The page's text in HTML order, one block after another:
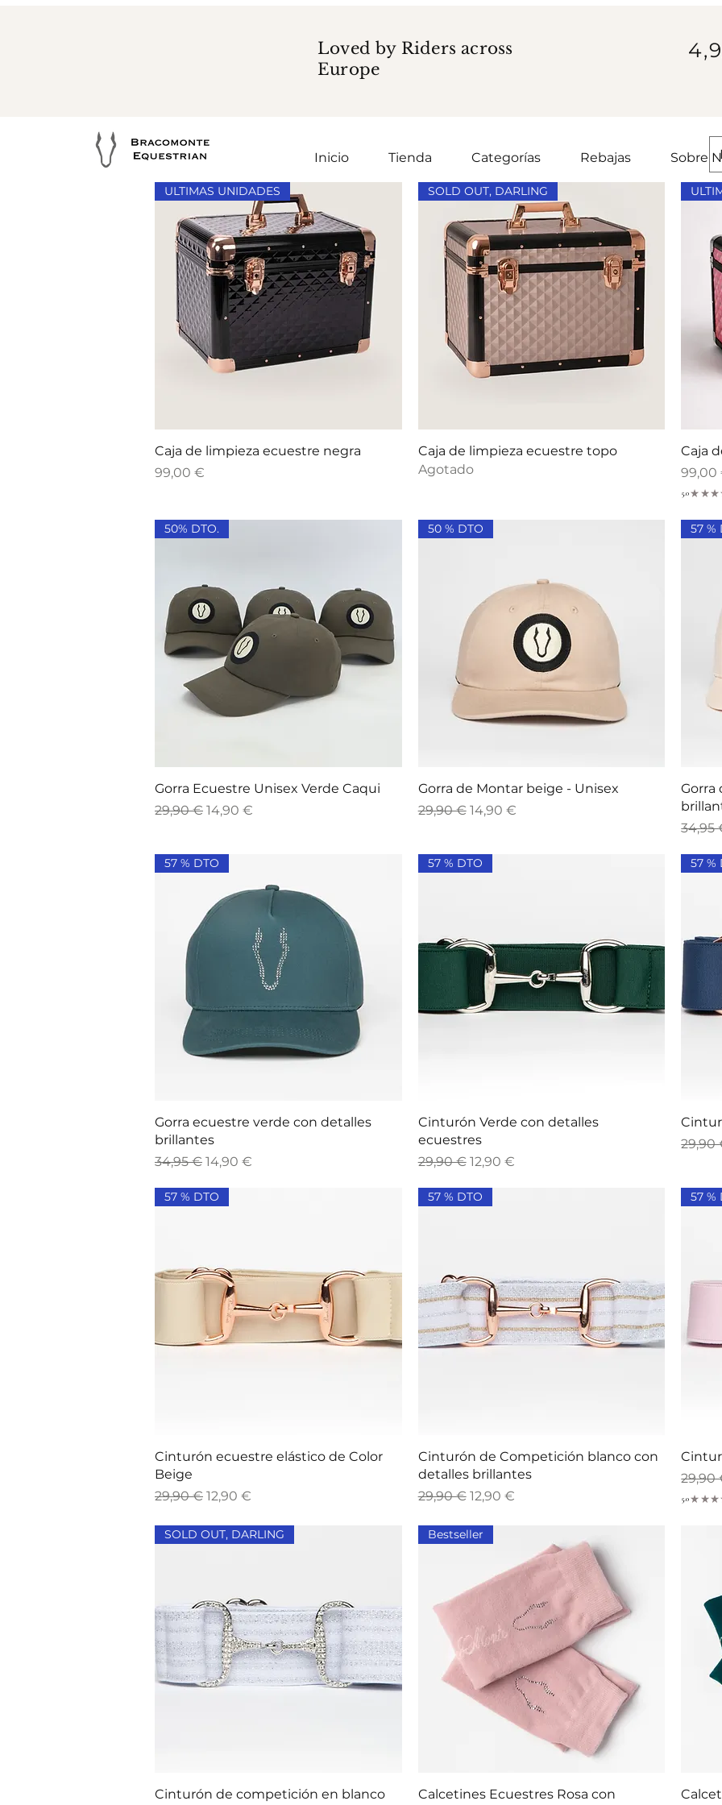
Loved by Riders across
Europe
Inicio Tienda Categorías Rebajas Sobre
Vista rápida
ULTIMAS UNIDADES
Caja de limpieza ecuestre negra
Precio
99,00 €
Vista rápida
SOLD OUT, DARLING
Caja de limpieza ecuestre topo
Agotado
Caja
Precio
99,00
5.0★ ★ ★
Vista rápida
50% DTO.
Gorra Ecuestre Unisex Verde Caqui
Precio
29,90 € Precio de oferta
14,90 €
Vista rápida
50 % DTO
Gorra de Montar beige - Unisex
Precio
29,90 € Precio de oferta
14,90 €
57 %
Gorra
Precio
34,95
Vista rápida
57 % DTO
Gorra ecuestre verde con detalles
brillantes
Precio
34,95 € Precio de oferta
14,90 €
Vista rápida
57 % DTO
Cinturón Verde con detalles
ecuestres
Precio
29,90 € Precio de oferta
12,90 €
57 %
Precio
29,90
Vista rápida
57 % DTO
Cinturón ecuestre elástico de Color
Beige
Precio
29,90 € Precio de oferta
12,90 €
Vista rápida
57 % DTO
Cinturón de Competición blanco con
detalles brillantes
Precio
29,90 € Precio de oferta
12,90 €
57 %
Precio
29,90
5.0★ ★ ★
Vista rápida
SOLD OUT, DARLING
Cinturón de competición en blanco
Vista rápida
Bestseller
Calcetines Ecuestres Rosa con